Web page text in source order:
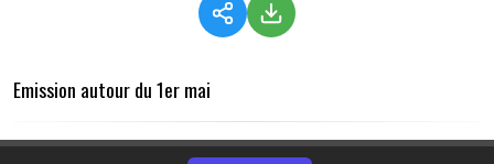
Emission autour du 1er mai